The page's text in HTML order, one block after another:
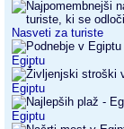
Nasveti za turiste
Egiptu
Egiptu
Egiptu